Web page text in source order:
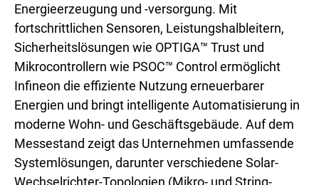
Energieerzeugung und -versorgung. Mit
fortschrittlichen Sensoren, Leistungshalbleitern,
Sicherheitslösungen wie OPTIGA™ Trust und
Mikrocontrollern wie PSOC™ Control ermöglicht
Infineon die effiziente Nutzung erneuerbarer
Energien und bringt intelligente Automatisierung in
moderne Wohn- und Geschäftsgebäude. Auf dem
Messestand zeigt das Unternehmen umfassende
Systemlösungen, darunter verschiedene Solar-
Wechselrichter-Topologien (Mikro- und String-